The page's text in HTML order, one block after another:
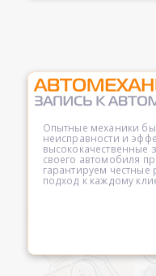
Опытные механики
неисправности и
высококачественные
своего автомобиля
гарантируем
подход к каждому